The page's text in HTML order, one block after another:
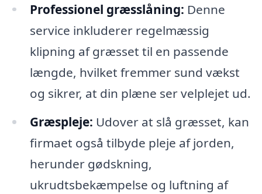
Professionel græsslåning: Denne
service inkluderer regelmæssig
klipning af græsset til en passende
længde, hvilket fremmer sund vækst
og sikrer, at din plæne ser velplejet ud.
Græspleje: Udover at slå græsset, kan
firmaet også tilbyde pleje af jorden,
herunder gødskning,
ukrudtsbekæmpelse og luftning af